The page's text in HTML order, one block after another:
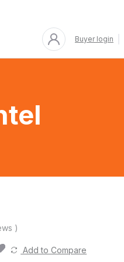
Buyer login
)
Add to Compare